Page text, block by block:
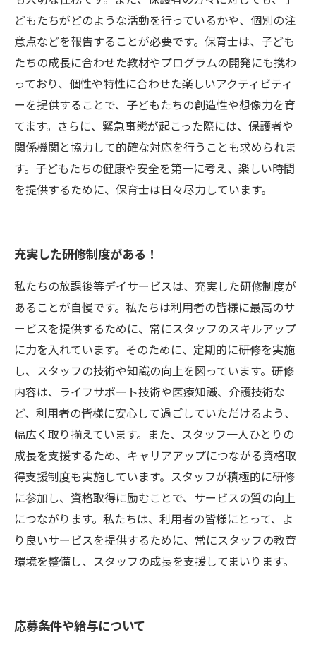
どもたちがどのような活動を行っているかや、個別の注
意点などを報告することが必要です。保育士は、子ども
たちの成長に合わせた教材やプログラムの開発にも携わ
っており、個性や特性に合わせた楽しいアクティビティ
ーを提供することで、子どもたちの創造性や想像力を育
てます。さらに、緊急事態が起こった際には、保護者や
関係機関と協力して的確な対応を行うことも求められま
す。子どもたちの健康や安全を第一に考え、楽しい時間
を提供するために、保育士は日々尽力しています。
充実した研修制度がある！
私たちの放課後等デイサービスは、充実した研修制度が
あることが自慢です。私たちは利用者の皆様に最高のサ
ービスを提供するために、常にスタッフのスキルアップ
に力を入れています。そのために、定期的に研修を実施
し、スタッフの技術や知識の向上を図っています。研修
内容は、ライフサポート技術や医療知識、介護技術な
ど、利用者の皆様に安心して過ごしていただけるよう、
幅広く取り揃えています。また、スタッフ一人ひとりの
成長を支援するため、キャリアアップにつながる資格取
得支援制度も実施しています。スタッフが積極的に研修
に参加し、資格取得に励むことで、サービスの質の向上
につながります。私たちは、利用者の皆様にとって、よ
り良いサービスを提供するために、常にスタッフの教育
環境を整備し、スタッフの成長を支援してまいります。
応募条件や給与について